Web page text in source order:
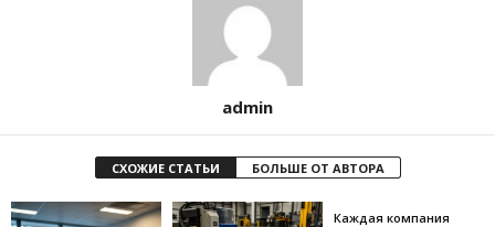
admin
СХОЖИЕ СТАТЬИ БОЛЬШЕ ОТ АВТОРА
Каждая компания